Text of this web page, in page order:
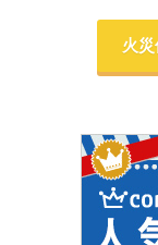
火